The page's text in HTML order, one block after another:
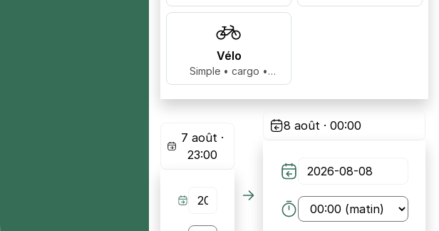
Master …
Vélo
Simple • cargo •
biplace …
7 août ·
23:00
8 août · 00:00